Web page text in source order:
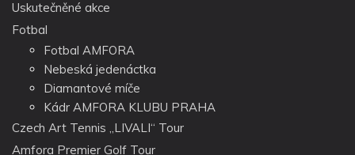
Uskutečněné akce
Fotbal
Fotbal AMFORA
Nebeská jedenáctka
Diamantové míče
Kádr AMFORA KLUBU PRAHA
Czech Art Tennis „LIVALI“ Tour
Amfora Premier Golf Tour